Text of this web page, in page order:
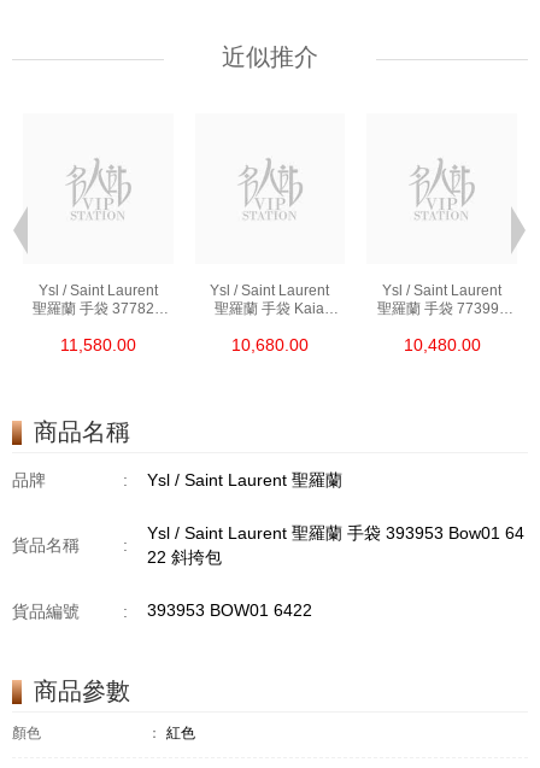
近似推介
Ysl / Saint Laurent
聖羅蘭 手袋 377828
斜挎包
11,580.00
Ysl / Saint Laurent
聖羅蘭 手袋 Kaia
單肩包/斜挎包
10,680.00
Ysl / Saint Laurent
聖羅蘭 手袋 773995
斜挎包/手提包
10,480.00
商品名稱
品牌 : Ysl / Saint Laurent 聖羅蘭
貨品名稱 :
Ysl / Saint Laurent 聖羅蘭 手袋 393953 Bow01 64
22 斜挎包
貨品編號 : 393953 BOW01 6422
商品參數
顏色 ： 紅色